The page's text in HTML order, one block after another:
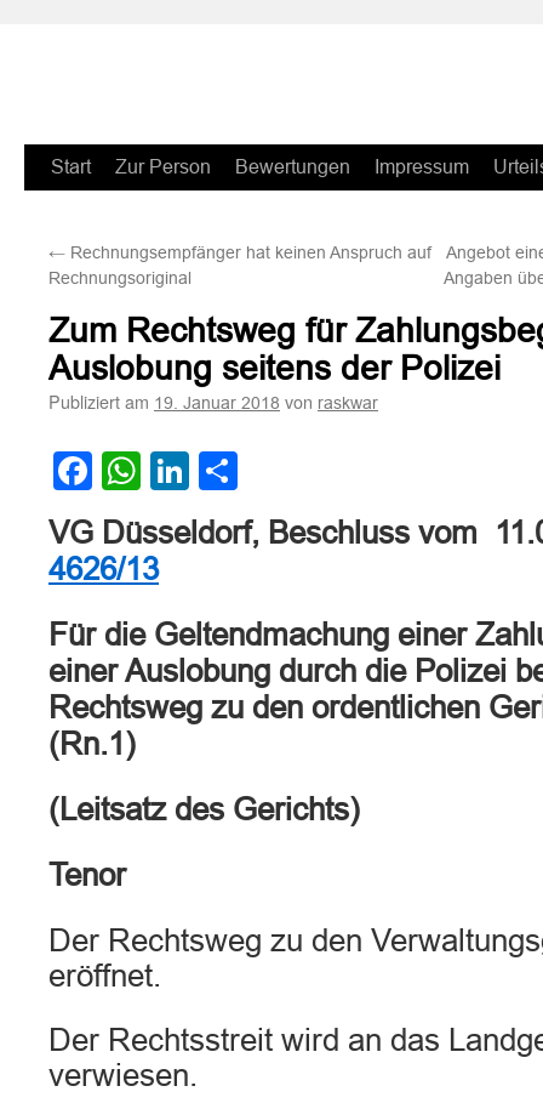
Zum
springen
Start Zur Person Bewertungen Impressum
← Rechnungsempfänger hat keinen Anspruch auf
Rechnungsoriginal
Angebot
Angaben
Zum Rechtsweg für
Auslobung seitens der Polizei
Publiziert am 19. Januar 2018 von raskwar
Facebook
WhatsApp
LinkedIn
VG Düsseldorf, Beschluss vom
4626/13
Für die Geltendmachung einer
einer Auslobung durch die Polizei
Rechtsweg zu den ordentlichen
(Rn.1)
(Leitsatz des Gerichts)
Tenor
Der Rechtsweg zu den
eröffnet.
Der Rechtsstreit wird an das
verwiesen.